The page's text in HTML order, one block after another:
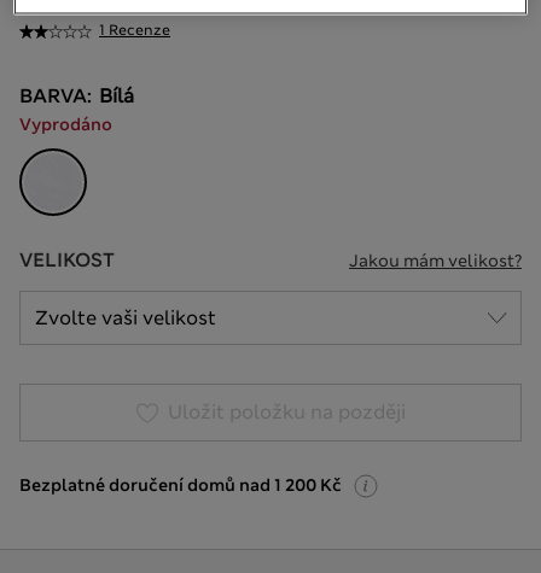
1 Recenze
BARVA: Bílá
Vyprodáno
VELIKOST Jakou mám velikost?
Uložit položku na později
Bezplatné doručení domů nad 1 200 Kč